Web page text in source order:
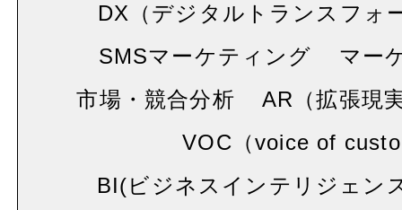
DX（デジタルトランスフォ
SMSマーケティング
マー
市場・競合分析
AR（拡張現
VOC（voice of
BI(ビジネスインテリジェン